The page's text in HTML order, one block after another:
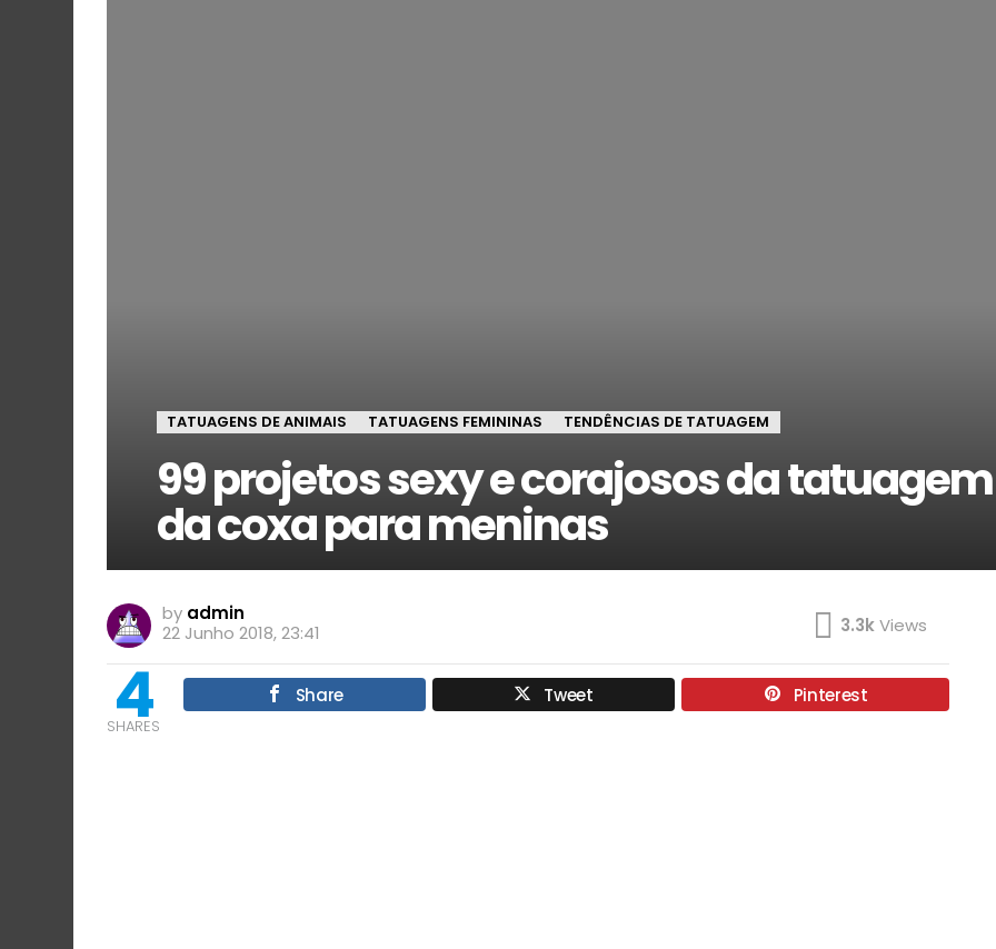
TATUAGENS DE ANIMAIS TATUAGENS FEMININAS TENDÊNCIAS DE TATUAGEM
99 projetos sexy e corajosos da tatuagem
da coxa para meninas
by admin
22 Junho 2018, 23:41
3.3kViews
4
SHARES
Share Tweet Pinterest